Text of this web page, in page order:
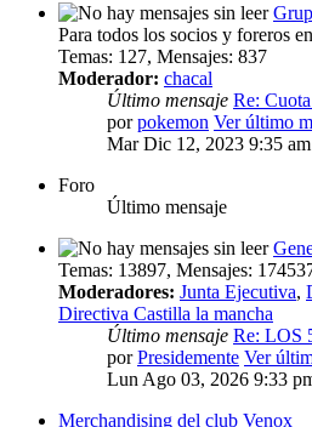
Para todos los socios y foreros
Temas: 127, Mensajes: 837
Moderador: chacal
Último mensaje Re:
porpokemon Ver último
Mar Dic 12, 2023 9:35 am
Foro
Último mensaje
Temas: 13897, Mensajes:
Moderadores: Junta Ejecutiva,
Directiva Castilla la mancha
Último mensaje Re: LOS
porPresidemente Ver
Lun Ago 03, 2026 9:33
Merchandising del club Venox